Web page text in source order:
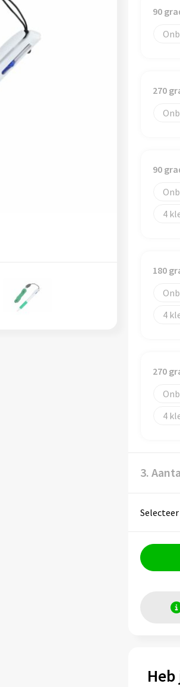
90
270
90
4
180
4
270
4
3.